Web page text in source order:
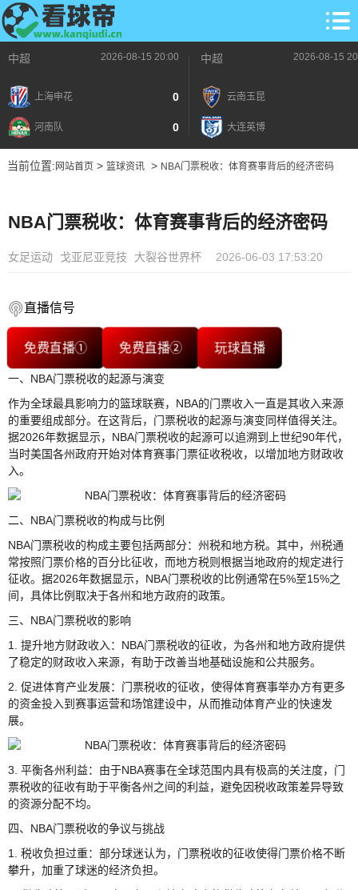
中超 2026-08-15 20:00
上海申花 0
河南队 0
中超 2026-08-15
云南玉昆
大连英博
当前位置: 网站首页> 篮球资讯> NBA门票税收：体育赛事背后的经济密码
NBA门票税收：体育赛事背后的经济密码
女足运动 戈亚尼亚竞技 大裂谷世界杯 2026-06-03 17:53:20
直播信号
免费直播① 免费直播② 玩球直播
一、NBA门票税收的起源与演变
作为全球最具影响力的篮球联赛，NBA的门票收入一直是其收入来源
的重要组成部分。在这背后，门票税收的起源与演变同样值得关注。
据2026年数据显示，NBA门票税收的起源可以追溯到上世纪90年代，
当时美国各州政府开始对体育赛事门票征收税收，以增加地方财政收
入。
二、NBA门票税收的构成与比例
NBA门票税收的构成主要包括两部分：州税和地方税。其中，州税通
常按照门票价格的百分比征收，而地方税则根据当地政府的规定进行
征收。据2026年数据显示，NBA门票税收的比例通常在5%至15%之
间，具体比例取决于各州和地方政府的政策。
三、NBA门票税收的影响
1. 提升地方财政收入：NBA门票税收的征收，为各州和地方政府提供
了稳定的财政收入来源，有助于改善当地基础设施和公共服务。
2. 促进体育产业发展：门票税收的征收，使得体育赛事举办方有更多
的资金投入到赛事运营和场馆建设中，从而推动体育产业的快速发
展。
3. 平衡各州利益：由于NBA赛事在全球范围内具有极高的关注度，门
票税收的征收有助于平衡各州之间的利益，避免因税收政策差异导致
的资源分配不均。
四、NBA门票税收的争议与挑战
1. 税收负担过重：部分球迷认为，门票税收的征收使得门票价格不断
攀升，加重了球迷的经济负担。